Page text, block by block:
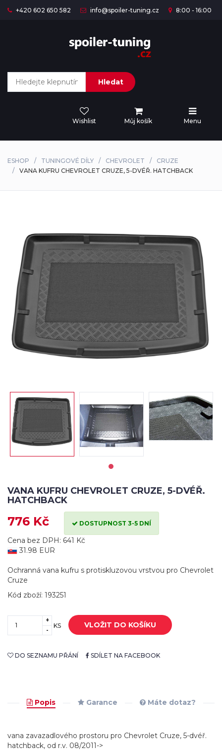
+420 602 650 582 info@spoiler-tuning.cz 8:00 - 16:00
Hledat
Wishlist Můj košík Menu
ESHOP TUNINGOVÉ DÍLY CHEVROLET
CRUZE
VANA KUFRU CHEVROLET CRUZE, 5-DVÉŘ. HATCHBACK
VANA KUFRU CHEVROLET CRUZE, 5-DVÉŘ.
HATCHBACK
776 Kč DOSTUPNOST 3-5 DNÍ
Cena bez DPH: 641 Kč
31.98 EUR
Ochranná vana kufru s protiskluzovou vrstvou pro Chevrolet
Cruze
Kód zboží: 193251
+
-
KS VLOŽIT DO KOŠÍKU
DO SEZNAMU PŘÁNÍ SDÍLET NA FACEBOOK
Popis Garance Máte dotaz?
vana zavazadlového prostoru pro Chevrolet Cruze, 5-dvéř.
hatchback, od r.v. 08/2011->